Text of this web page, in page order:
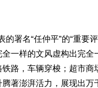
署名“任仲平”的“重要
一样的文风虚构出完全
路，车辆穿梭；超市商
著澎湃活力，展现出万